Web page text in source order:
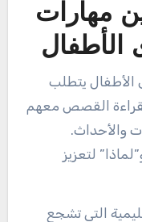
مهارات
الأطفال
الأطفال يتطلب
بقراءة القصص معهم
والأحداث.
لتعزيز
التي تشجع